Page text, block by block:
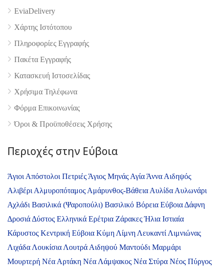
EviaDelivery
Χάρτης Ιστότοπου
Πληροφορίες Εγγραφής
Πακέτα Εγγραφής
Κατασκευή Ιστοσελίδας
Χρήσιμα Τηλέφωνα
Φόρμα Επικοινωνίας
Όροι & Προϋποθέσεις Xρήσης
Περιοχές στην Εύβοια
Άγιοι Απόστολοι ΠετριέςΆγιος ΜηνάςΑγία ΆνναΑιδηψός
ΑλιβέριΑλμυροπόταμοςΑμάρυνθος-ΒάθειαΑυλίδαΑυλωνάρι
ΑχλάδιΒασιλικά (Ψαροπούλι) Βασιλικό Βόρεια ΕύβοιαΔάφνη
ΔροσιάΔύστος Ελληνικά Ερέτρια ΖάρακεςΉλια Ιστιαία
Κάρυστος Κεντρική Εύβοια ΚύμηΛίμνηΛευκαντίΛιμνιώνας
ΛιχάδαΛουκίσιαΛουτρά Αιδηψού ΜαντούδιΜαρμάρι
Μουρτερή Νέα Αρτάκη Νέα Λάμψακος Νέα Στύρα Νέος Πύργος